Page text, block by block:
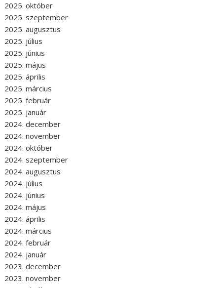
2025. október
2025. szeptember
2025. augusztus
2025. július
2025. június
2025. május
2025. április
2025. március
2025. február
2025. január
2024. december
2024. november
2024. október
2024. szeptember
2024. augusztus
2024. július
2024. június
2024. május
2024. április
2024. március
2024. február
2024. január
2023. december
2023. november